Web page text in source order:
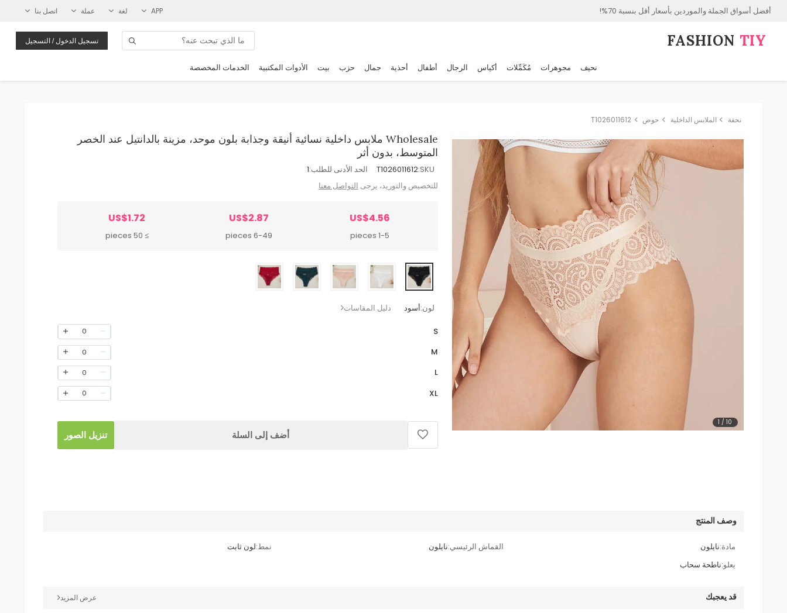
أفضل أسواق الجملة والموردين بأسعار أقل بنسبة 70%! APP لغة عملة اتصل بنا
FASHION⁠ TIY تسجيل الدخول / التسجيل
نحيف مجوهرات مُكَمِّلات أكياس الرجال أطفال أحذية جمال حزب بيت الأدوات المكتبية الخدمات المخصصة
نحفة الملابس الداخلية حوض T1026011612
1 /10
Wholesale ملابس داخلية نسائية أنيقة وجذابة بلون موحد، مزينة بالدانتيل عند الخصر
المتوسط، بدون أثر
SKU:
T1026011612 الحد الأدنى للطلب:1
للتخصيص والتوريد، يرجى التواصل معنا
US$4.56
1-5 pieces
US$2.87
6-49 pieces
US$1.72
≥ 50 pieces
لون:أسود دليل المقاسات
S
0
M
0
L
0
XL
0
أضف إلى السلة تنزيل الصور
وصف المنتج
مادة:نايلون القماش الرئيسي:نايلون نمط:لون ثابت
يعلو:ناطحة سحاب
قد يعجبك عرض المزيد